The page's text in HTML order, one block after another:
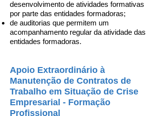
desenvolvimento de atividades formativas
por parte das entidades formadoras;
de auditorias que permitem um
acompanhamento regular da atividade das
entidades formadoras.
Apoio Extraordinário à
Manutenção de Contratos de
Trabalho em Situação de Crise
Empresarial - Formação
Profissional